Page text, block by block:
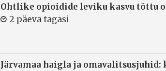
Ohtlike opioidide leviku kasvu tõttu
2 päeva tagasi
Järvamaa haigla ja